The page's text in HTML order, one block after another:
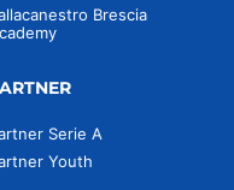
Brescia
Serie A
Youth